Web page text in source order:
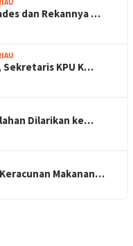
dan Rekannya …
Sekretaris KPU K…
Dilarikan ke…
Makanan…